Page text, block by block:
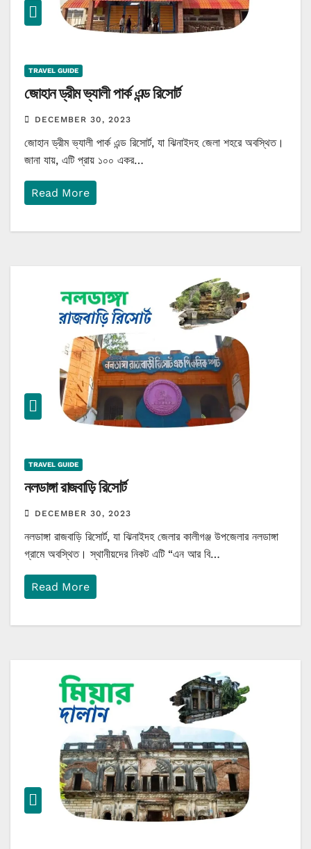
TRAVEL GUIDE
জোহান ড্রীম ভ্যালী পার্ক এন্ড রিসোর্ট
DECEMBER 30, 2023
জোহান ড্রীম ভ্যালী পার্ক এন্ড রিসোর্ট, যা ঝিনাইদহ জেলা শহরে অবস্থিত।
জানা যায়, এটি প্রায় ১০০ একর…
Read More
TRAVEL GUIDE
নলডাঙ্গা রাজবাড়ি রিসোর্ট
DECEMBER 30, 2023
নলডাঙ্গা রাজবাড়ি রিসোর্ট, যা ঝিনাইদহ জেলার কালীগঞ্জ উপজেলার নলডাঙ্গা
গ্রামে অবস্থিত। স্থানীয়দের নিকট এটি “এন আর বি…
Read More